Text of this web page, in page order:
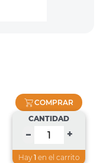
COMPRAR
CANTIDAD
– +
Hay 1 en el carrito